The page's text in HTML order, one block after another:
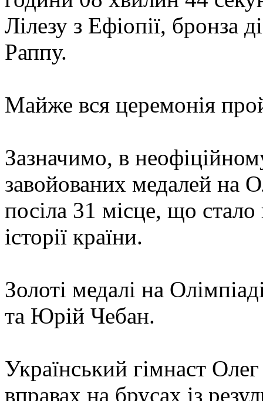
Лілезу з Ефіопії, бронза
Раппу.
Майже вся церемонія
Зазначимо, в
завойованих медалей на
посіла 31 місце, що
історії країни.
Золоті медалі на
та Юрій Чебан.
Український гімнаст
вправах на брусах із